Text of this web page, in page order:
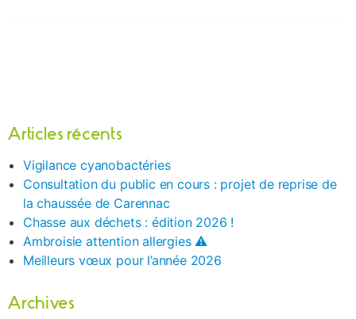
Articles récents
Vigilance cyanobactéries
Consultation du public en cours : projet de reprise de
la chaussée de Carennac
Chasse aux déchets : édition 2026 !
Ambroisie attention allergies ⚠️
Meilleurs vœux pour l’année 2026
Archives